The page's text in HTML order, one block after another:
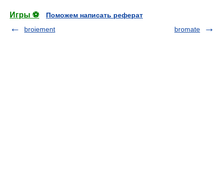
Игры ⚽
Поможем написать реферат
broiement
bromate